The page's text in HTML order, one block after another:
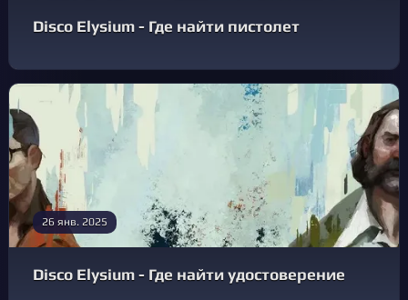
Disco Elysium - Где найти пистолет
26 янв. 2025
Disco Elysium - Где найти удостоверение